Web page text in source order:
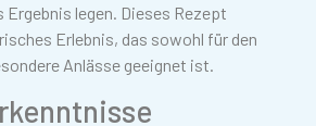
legen. Dieses Rezept
Erlebnis, das sowohl für den
Anlässe geeignet ist.